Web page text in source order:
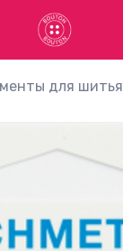
для шитья